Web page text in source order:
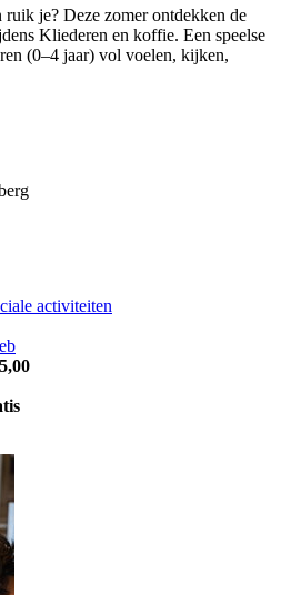
je? Deze zomer ontdekken de
Kliederen en koffie. Een speelse
(0–4 jaar) vol voelen, kijken,
activiteiten